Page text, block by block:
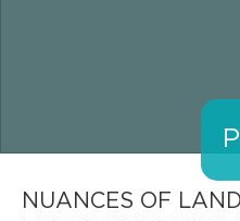
NUANCES OF